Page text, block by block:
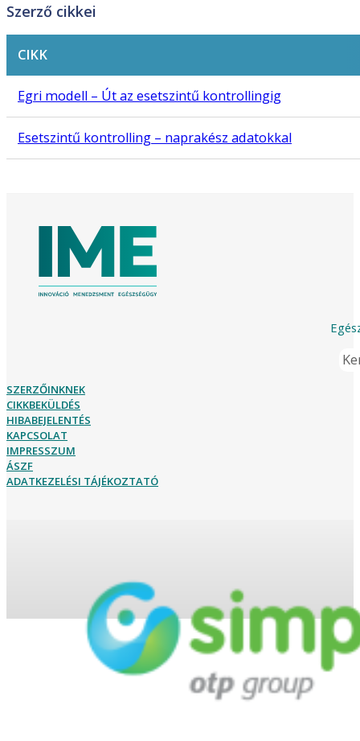
Szerző cikkei
CIKK
Egri modell – Út az esetszintű kontrollingig
Esetszintű kontrolling – naprakész adatokkal
SZERZŐINKNEK
CIKKBEKÜLDÉS
HIBABEJELENTÉS
KAPCSOLAT
IMPRESSZUM
ÁSZF
ADATKEZELÉSI TÁJÉKOZTATÓ